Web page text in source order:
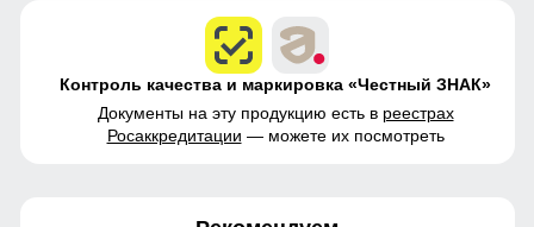
Контроль качества и маркировка «Честный ЗНАК»
Документы на эту продукцию есть в реестрах
Росаккредитации — можете их посмотреть